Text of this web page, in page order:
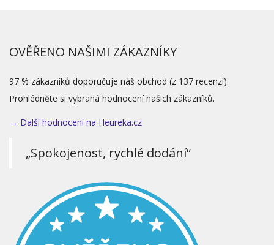
OVĚŘENO NAŠIMI ZÁKAZNÍKY
97 % zákazníků doporučuje náš obchod (z 137 recenzí).
Prohlédněte si vybraná hodnocení našich zákazníků.
→ Další hodnocení na Heureka.cz
„Spokojenost, rychlé dodání“